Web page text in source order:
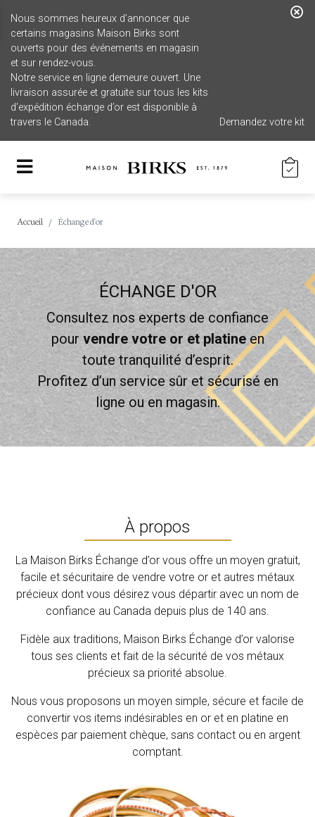
Nous sommes heureux d’annoncer que
certains magasins Maison Birks sont
ouverts pour des événements en magasin
et sur rendez-vous.
Notre service en ligne demeure ouvert. Une
livraison assurée et gratuite sur tous les kits
d’expédition échange d’or est disponible à
travers le Canada.
Demandez votre kit
Accueil Échange d'or
ÉCHANGE D'OR
Consultez nos experts de confiance
pour vendre votre or et platineen
toute tranquilité d’esprit.
Profitez d’un service sûr et sécurisé en
ligne ou en magasin.
À propos
La Maison Birks Échange d’or vous offre un moyen gratuit,
facile et sécuritaire de vendre votre or et autres métaux
précieux dont vous désirez vous départir avec un nom de
confiance au Canada depuis plus de 140 ans.
Fidèle aux traditions, Maison Birks Échange d’or valorise
tous ses clients et fait de la sécurité de vos métaux
précieux sa priorité absolue.
Nous vous proposons un moyen simple, sécure et facile de
convertir vos items indésirables en or et en platine en
espèces par paiement chèque, sans contact ou en argent
comptant.